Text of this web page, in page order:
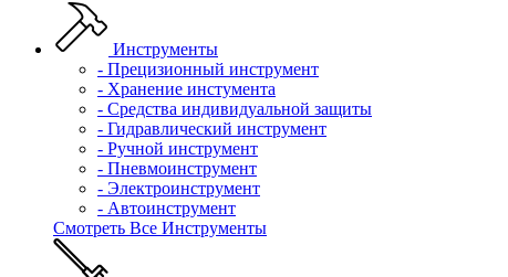
Инструменты
- Прецизионный инструмент
- Хранение инстумента
- Средства индивидуальной защиты
- Гидравлический инструмент
- Ручной инструмент
- Пневмоинструмент
- Электроинструмент
- Автоинструмент
Смотреть Все Инструменты